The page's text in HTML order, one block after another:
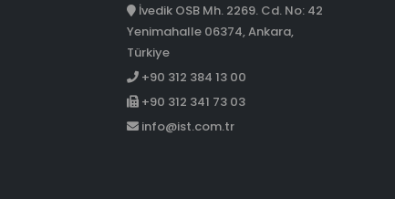
İvedik OSB Mh. 2269. Cd. No: 42
Yenimahalle 06374, Ankara,
Türkiye
+90 312 384 13 00
+90 312 341 73 03
info@ist.com.tr